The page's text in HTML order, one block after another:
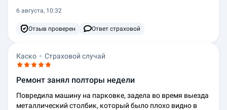
6 августа, 10:32
Отзыв проверен Ответ страховой
Каско Страховой случай
Ремонт занял полторы недели
Повредила машину на парковке, задела во время выезда
металлический столбик, который было плохо видно в